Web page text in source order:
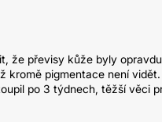
že převisy kůže byly
kromě pigmentace není
po 3 týdnech, těžší věci